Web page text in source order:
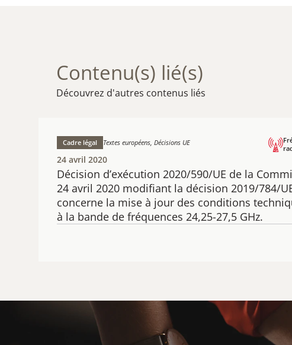
Contenu(s) lié(s)
Découvrez d'autres contenus liés
Décision d’exécution 2020/590/UE de la
24 avril 2020 modifiant la décision 2019/784/
concerne la mise à jour des conditions
à la bande de fréquences 24,25-27,5 GHz.
Cadre légal Textes européens, Décisions UE
24 avril 2020